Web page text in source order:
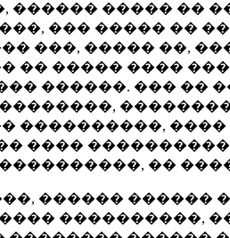
������ ����� ��
��� ����� ��
���, ����� ��,
�� ����� ����
������. ��� ��
��������,
����������,
����
��
������
����������,